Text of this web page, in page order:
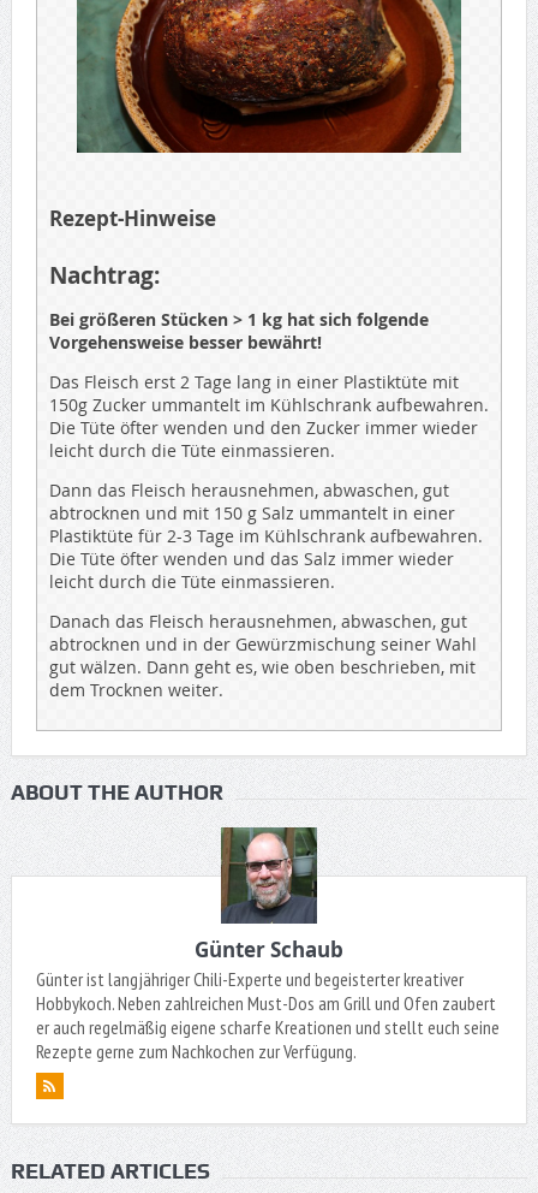
Rezept-Hinweise
Nachtrag:
Bei größeren Stücken > 1 kg hat sich folgende
Vorgehensweise besser bewährt!
Das Fleisch erst 2 Tage lang in einer Plastiktüte mit
150g Zucker ummantelt im Kühlschrank aufbewahren.
Die Tüte öfter wenden und den Zucker immer wieder
leicht durch die Tüte einmassieren.
Dann das Fleisch herausnehmen, abwaschen, gut
abtrocknen und mit 150 g Salz ummantelt in einer
Plastiktüte für 2-3 Tage im Kühlschrank aufbewahren.
Die Tüte öfter wenden und das Salz immer wieder
leicht durch die Tüte einmassieren.
Danach das Fleisch herausnehmen, abwaschen, gut
abtrocknen und in der Gewürzmischung seiner Wahl
gut wälzen. Dann geht es, wie oben beschrieben, mit
dem Trocknen weiter.
ABOUT THE AUTHOR
Günter Schaub
Günter ist langjähriger Chili-Experte und begeisterter kreativer
Hobbykoch. Neben zahlreichen Must-Dos am Grill und Ofen zaubert
er auch regelmäßig eigene scharfe Kreationen und stellt euch seine
Rezepte gerne zum Nachkochen zur Verfügung.
RELATED ARTICLES